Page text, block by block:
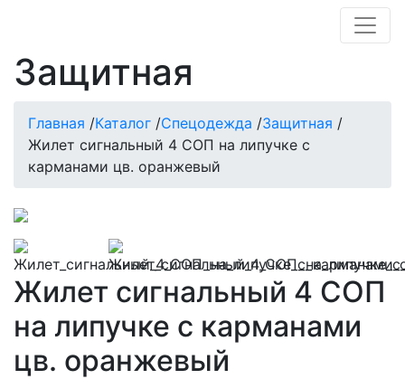
Защитная
Главная /Каталог /Спецодежда /Защитная /
Жилет сигнальный 4 СОП на липучке с
карманами цв. оранжевый
Жилет сигнальный 4 СОП
на липучке с карманами
цв. оранжевый